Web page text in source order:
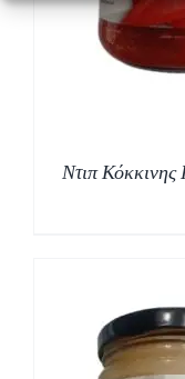
Ντιπ